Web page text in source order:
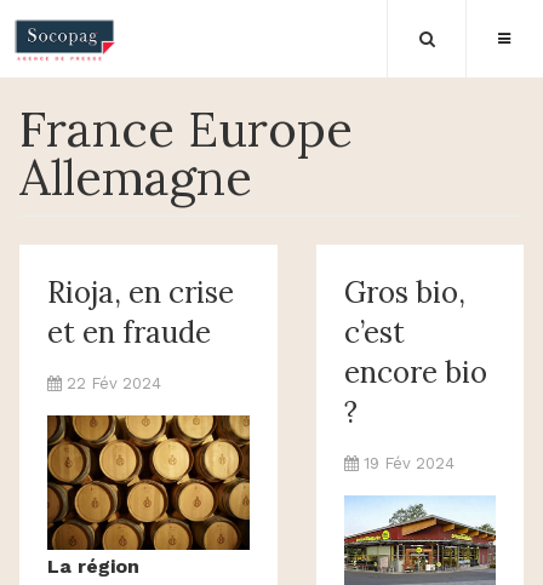
France Europe
Allemagne
Rioja, en crise
et en fraude
22 Fév 2024
La région
Gros bio,
c’est
encore bio
?
19 Fév 2024